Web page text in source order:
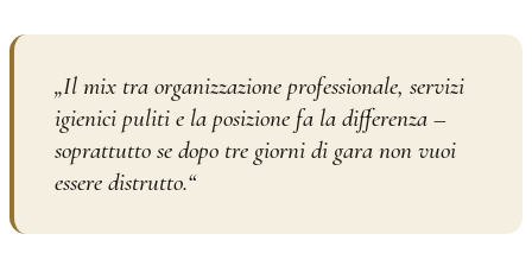
„Il mix tra organizzazione professionale, servizi
igienici puliti e la posizione fa la differenza –
soprattutto se dopo tre giorni di gara non vuoi
essere distrutto.“